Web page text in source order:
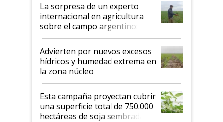
La sorpresa de un experto
internacional en agricultura
sobre el campo argentino:
"Estoy muy impresionado"
Advierten por nuevos excesos
hídricos y humedad extrema en
la zona núcleo
Esta campaña proyectan cubrir
una superficie total de 750.000
hectáreas de soja sembradas